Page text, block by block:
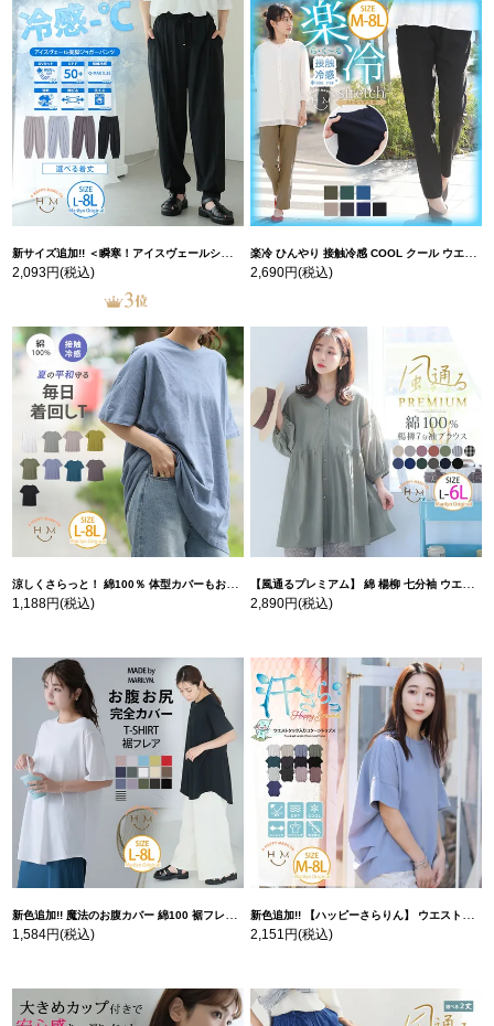
新サイズ追加!! ＜瞬寒！アイスヴェールシリーズ＞ 美脚 ジョガーパンツ 【ウェストゴム】 【ストレッチ】 | 大きいサイズの通販ならハッピーマリリン
2,093円(税込)
楽冷 ひんやり 接触冷感 COOL クール ウエストゴム 楽ちん ストレッチ 美脚 レギパン 【ストレッチ】 | 大きいサイズの通販ならハッピーマリリン
2,690円(税込)
涼しくさらっと！ 綿100％ 体型カバーもお洒落も叶える 風合いコットン ゆるシルエット ドルマン | 大きいサイズの通販ならハッピーマリリン
1,188円(税込)
【風通るプレミアム】 綿 楊柳 七分袖 ウエストギャザー ブラウス | 大きいサイズの通販ならハッピーマリリン
2,890円(税込)
新色追加!! 魔法のお腹カバー 綿100 裾フレア Tシャツ | 大きいサイズの通販ならハッピーマリリン
1,584円(税込)
新色追加!! 【ハッピーさらりん】 ウエストタック入り スッキリ魅せ コクーントップス | 大きいサイズの通販ならハッピーマリリン
2,151円(税込)